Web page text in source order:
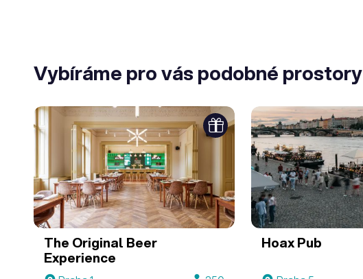
Vybíráme pro vás podobné prostory
The Original Beer
Experience
Hoax Pub